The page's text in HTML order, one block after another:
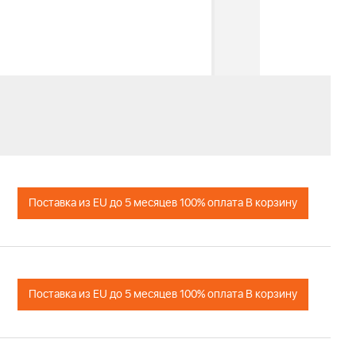
Поставка из EU до 5 месяцев 100% оплата В корзину
Поставка из EU до 5 месяцев 100% оплата В корзину